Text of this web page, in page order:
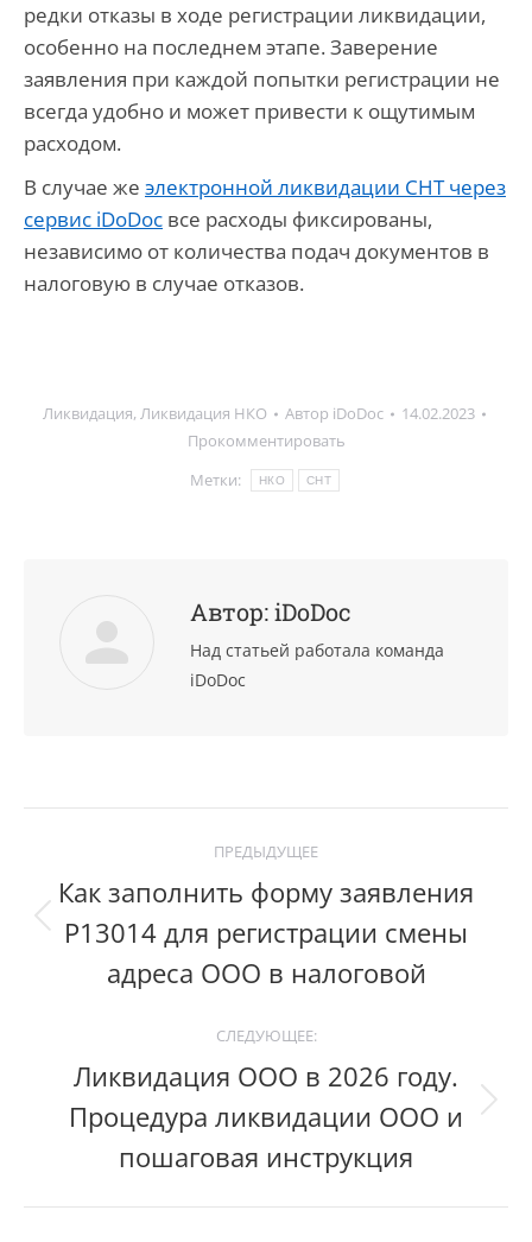
редки отказы в ходе регистрации ликвидации,
особенно на последнем этапе. Заверение
заявления при каждой попытки регистрации не
всегда удобно и может привести к ощутимым
расходом.
В случае же электронной ликвидации СНТ через
сервис iDoDoc все расходы фиксированы,
независимо от количества подач документов в
налоговую в случае отказов.
Ликвидация, Ликвидация НКО Автор iDoDoc
14.02.2023
Прокомментировать
Метки:
НКО СНТ
Автор:iDoDoc
Над статьей работала команда
iDoDoc
navigation
ПРЕДЫДУЩЕЕ
Previous
Как заполнить форму заявления
Р13014 для регистрации смены
адреса ООО в налоговой
СЛЕДУЮЩЕЕ:
Следующий
Ликвидация ООО в 2026 году.
Процедура ликвидации ООО и
пошаговая инструкция